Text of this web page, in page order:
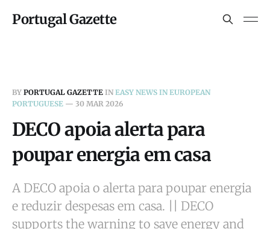
Portugal Gazette
BY PORTUGAL GAZETTE IN EASY NEWS IN EUROPEAN
PORTUGUESE — 30 MAR 2026
DECO apoia alerta para
poupar energia em casa
A DECO apoia o alerta para poupar energia
e reduzir despesas em casa. || DECO
supports the warning to save energy and